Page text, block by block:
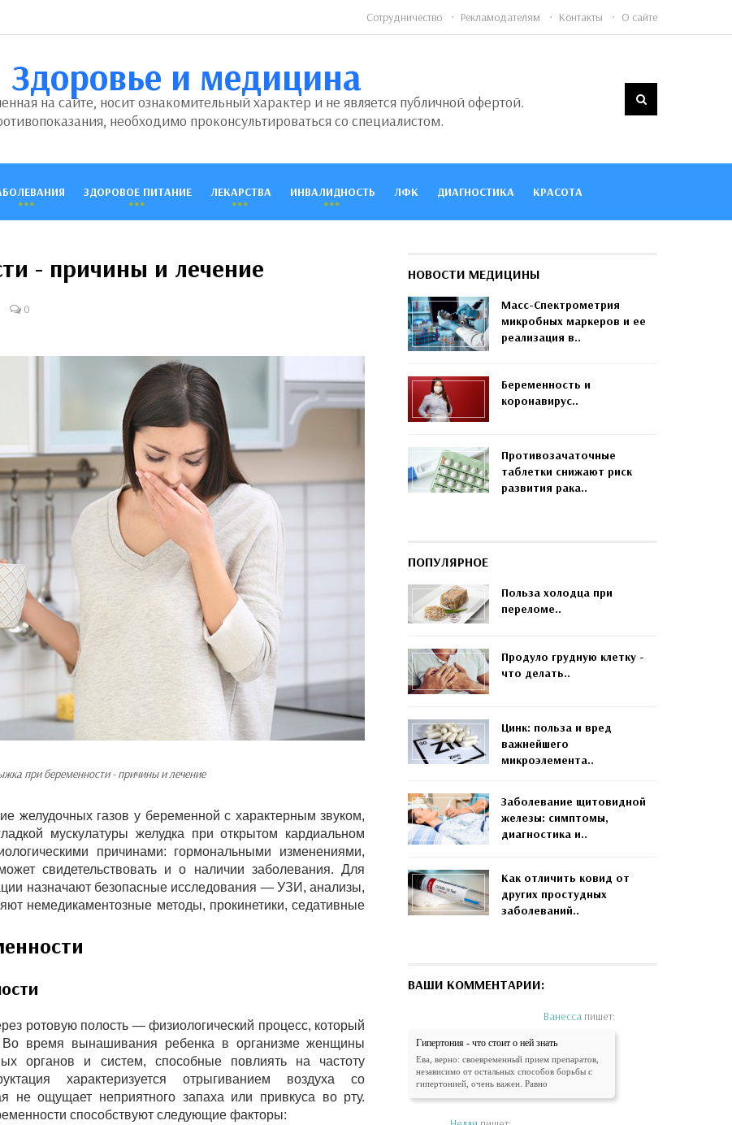
Сотрудничество Рекламодателям Контакты О сайте
Здоровье и медицина
на сайте, носит ознакомительный характер и не является публичной офертой.
необходимо проконсультироваться со специалистом.
ЗДОРОВОЕ ПИТАНИЕ ЛЕКАРСТВА ИНВАЛИДНОСТЬ ЛФК ДИАГНОСТИКА КРАСОТА
- причины и лечение
0
при беременности - причины и лечение
желудочных газов у беременной с характерным звуком,
мускулатуры желудка при открытом кардиальном
причинами: гормональными изменениями,
свидетельствовать и о наличии заболевания. Для
назначают безопасные исследования — УЗИ, анализы,
немедикаментозные методы, прокинетики, седативные
ротовую полость — физиологический процесс, который
время вынашивания ребенка в организме женщины
органов и систем, способные повлиять на частоту
характеризуется отрыгиванием воздуха со
не ощущает неприятного запаха или привкуса во рту.
способствуют следующие факторы:
НОВОСТИ МЕДИЦИНЫ
Масс-Спектрометрия
микробных маркеров и ее
реализация в..
Беременность и
коронавирус..
Противозачаточные
таблетки снижают риск
развития рака..
ПОПУЛЯРНОЕ
Польза холодца при
переломе..
Продуло грудную клетку -
что делать..
Цинк: польза и вред
важнейшего
микроэлемента..
Заболевание щитовидной
железы: симптомы,
диагностика и..
Как отличить ковид от
других простудных
заболеваний..
ВАШИ КОММЕНТАРИИ:
Ванесса пишет:
Гипертония - что стоит о ней знать
Ева, верно: своевременный прием препаратов,
независимо от остальных способов борьбы с
гипертонией, очень важен. Равно